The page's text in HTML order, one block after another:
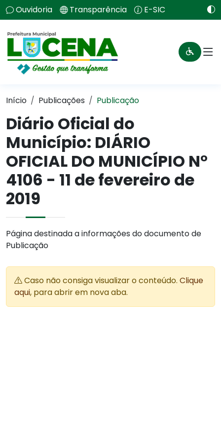
Ouvidoria Transparência E-SIC
Início Publicações Publicação
Diário Oficial do
Município: DIÁRIO
OFICIAL DO MUNICÍPIO N°
4106 - 11 de fevereiro de
2019
Página destinada a informações do documento de
Publicação
Caso não consiga visualizar o conteúdo. Clique
aqui, para abrir em nova aba.